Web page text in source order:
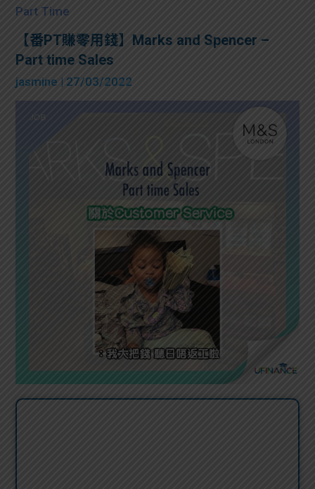
Part Time
【番PT賺零用錢】Marks and Spencer –
Part time Sales
jasmine | 27/03/2022